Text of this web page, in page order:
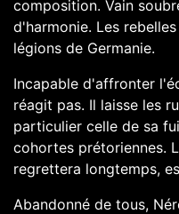
composition. Vain
d'harmonie. Les
légions de Germanie.
Incapable d'affronter
réagit pas. Il laisse les
particulier celle de sa
cohortes prétoriennes.
regrettera longtemps,
Abandonné de tous,